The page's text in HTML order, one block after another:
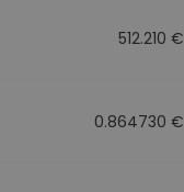
512.210 €
0.864730 €